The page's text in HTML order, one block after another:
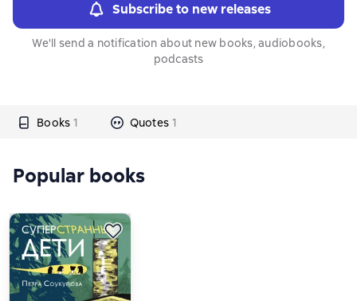
Subscribe to new releases
We'll send a notification about new books, audiobooks,
podcasts
Books 1 Quotes 1
Popular books